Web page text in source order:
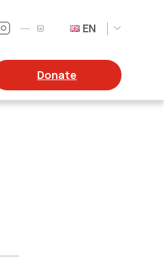
LinkedInTwitter EN
Donate